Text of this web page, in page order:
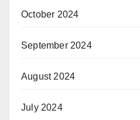
October 2024
September 2024
August 2024
July 2024